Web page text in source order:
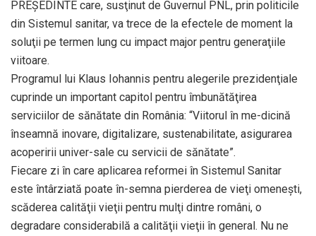
PREŞEDINTE care, susţinut de Guvernul PNL, prin politicile
din Sistemul sanitar, va trece de la efectele de moment la
soluţii pe termen lung cu impact major pentru generaţiile
viitoare.
Programul lui Klaus Iohannis pentru alegerile prezidenţiale
cuprinde un important capitol pentru îmbunătăţirea
serviciilor de sănătate din România: “Viitorul în me-dicină
înseamnă inovare, digitalizare, sustenabilitate, asigurarea
acoperirii univer-sale cu servicii de sănătate”.
Fiecare zi în care aplicarea reformei în Sistemul Sanitar
este întârziată poate în-semna pierderea de vieţi omeneşti,
scăderea calităţii vieţii pentru mulţi dintre români, o
degradare considerabilă a calităţii vieţii în general. Nu ne